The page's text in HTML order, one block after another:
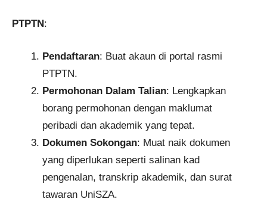
PTPTN :
Pendaftaran: Buat akaun di portal rasmi
PTPTN.
Permohonan Dalam Talian: Lengkapkan
borang permohonan dengan maklumat
peribadi dan akademik yang tepat.
Dokumen Sokongan: Muat naik dokumen
yang diperlukan seperti salinan kad
pengenalan, transkrip akademik, dan surat
tawaran UniSZA.